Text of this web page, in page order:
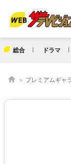
総合 ドラマ
プレミアムギャ